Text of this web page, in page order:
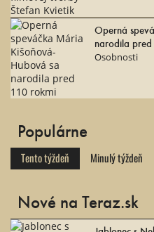
Operná
narodila pred
Osobnosti
Populárne
Tento týždeň Minulý týždeň
Nové na Teraz.sk